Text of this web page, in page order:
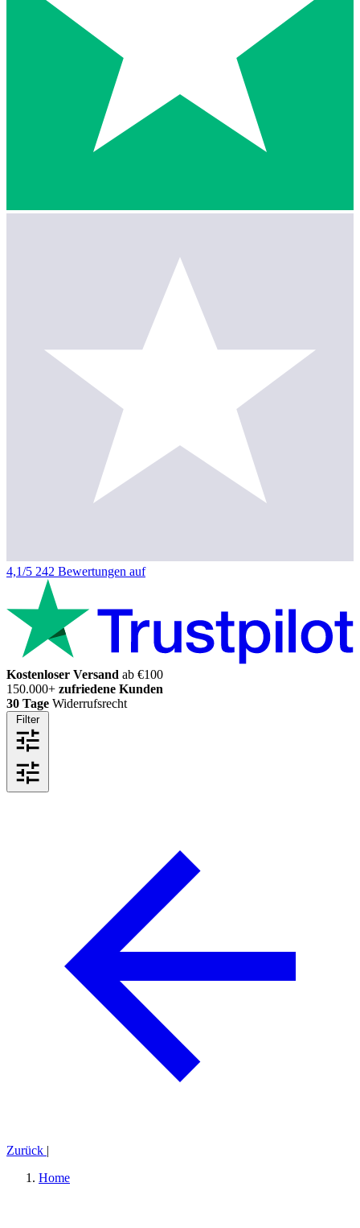
4,1/5 242 Bewertungen auf
Kostenloser Versand ab €100
150.000+ zufriedene Kunden
30 Tage Widerrufsrecht
Filter
Zurück |
Home